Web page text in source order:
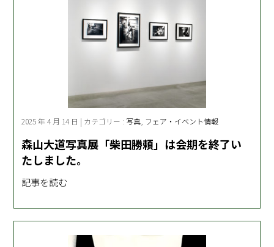
2025 年 4 月 14 日 | カテゴリー : 写真 フェア・イベント情報
森山大道写真展「柴田勝頼」は会期を終了い
たしました。
記事を読む